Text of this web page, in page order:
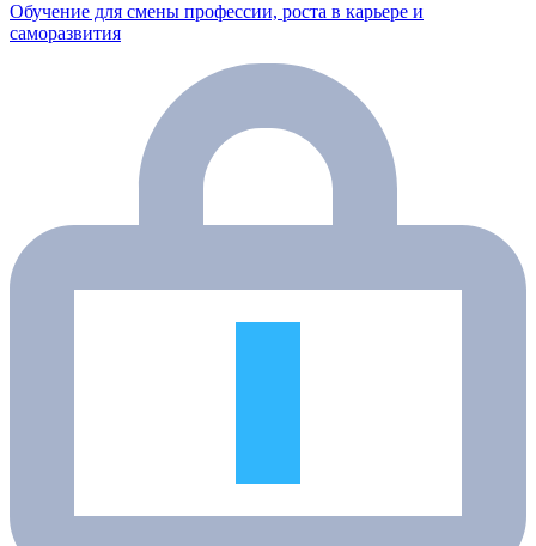
Обучение для смены профессии, роста в карьере и
саморазвития